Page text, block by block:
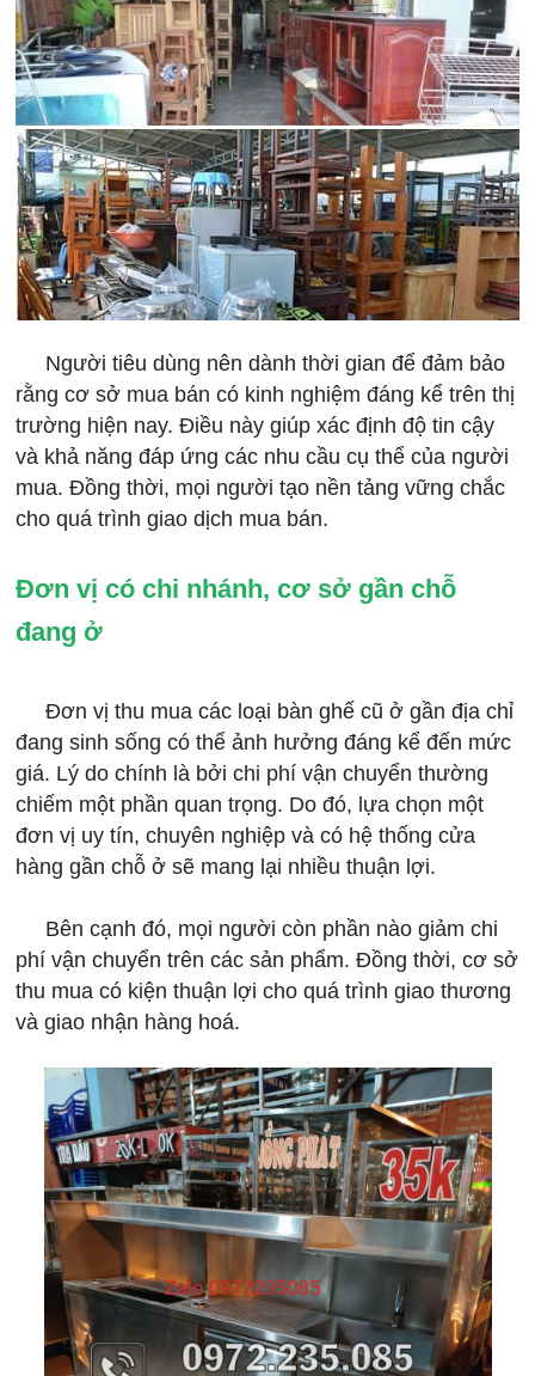
Người tiêu dùng nên dành thời gian để đảm bảo
rằng cơ sở mua bán có kinh nghiệm đáng kể trên thị
trường hiện nay. Điều này giúp xác định độ tin cậy
và khả năng đáp ứng các nhu cầu cụ thể của người
mua. Đồng thời, mọi người tạo nền tảng vững chắc
cho quá trình giao dịch mua bán.
Đơn vị có chi nhánh, cơ sở gần chỗ
đang ở
Đơn vị thu mua các loại bàn ghế cũ ở gần địa chỉ
đang sinh sống có thể ảnh hưởng đáng kể đến mức
giá. Lý do chính là bởi chi phí vận chuyển thường
chiếm một phần quan trọng. Do đó, lựa chọn một
đơn vị uy tín, chuyên nghiệp và có hệ thống cửa
hàng gần chỗ ở sẽ mang lại nhiều thuận lợi.
Bên cạnh đó, mọi người còn phần nào giảm chi
phí vận chuyển trên các sản phẩm. Đồng thời, cơ sở
thu mua có kiện thuận lợi cho quá trình giao thương
và giao nhận hàng hoá.